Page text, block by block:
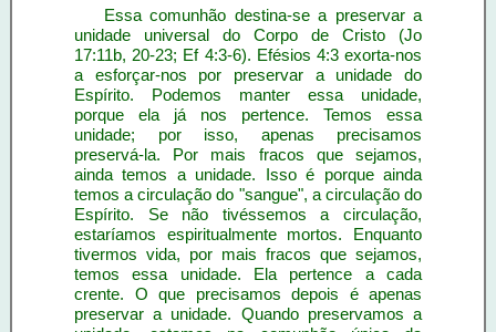
Essa comunhão destina-se a preservar a
unidade universal do Corpo de Cristo (Jo
17:11b, 20-23; Ef 4:3-6). Efésios 4:3 exorta-nos
a esforçar-nos por preservar a unidade do
Espírito. Podemos manter essa unidade,
porque ela já nos pertence. Temos essa
unidade; por isso, apenas precisamos
preservá-la. Por mais fracos que sejamos,
ainda temos a unidade. Isso é porque ainda
temos a circulação do "sangue", a circulação do
Espírito. Se não tivéssemos a circulação,
estaríamos espiritualmente mortos. Enquanto
tivermos vida, por mais fracos que sejamos,
temos essa unidade. Ela pertence a cada
crente. O que precisamos depois é apenas
preservar a unidade. Quando preservamos a